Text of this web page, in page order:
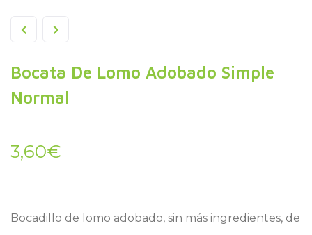
Bocata De Lomo Adobado Simple
Normal
3,60€
Bocadillo de lomo adobado, sin más ingredientes, de